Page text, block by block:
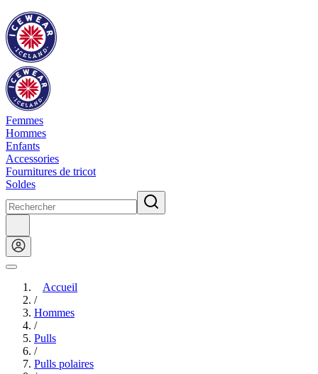
Femmes
Hommes
Enfants
Accessories
Fournitures de tricot
Soldes
Accueil
/
Hommes
/
Pulls
/
Pulls polaires